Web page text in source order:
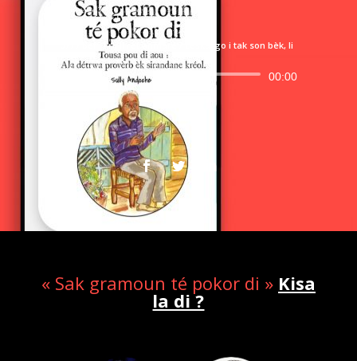
077 / Bèf i kri, li rèt anmaré / Léskargo i tak son bèk, li
Lecteur
00:00
« Sak gramoun té pokor di » Kisa
la di ?